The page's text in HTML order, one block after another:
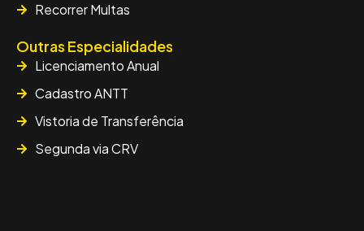
Recorrer Multas
Outras Especialidades
Licenciamento Anual
Cadastro ANTT
Vistoria de Transferência
Segunda via CRV